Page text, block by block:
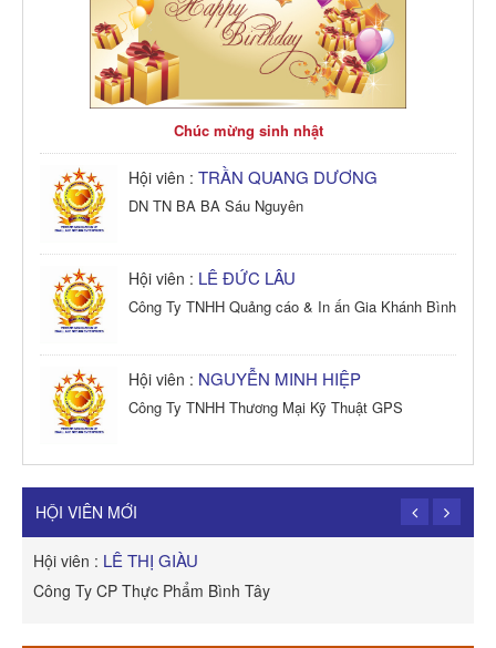
Chúc mừng sinh nhật
Hội viên : TRẦN QUANG DƯƠNG
DN TN BA BA Sáu Nguyên
Hội viên : LÊ ĐỨC LÂU
Công Ty TNHH Quảng cáo & In ấn Gia Khánh Bình
Hội viên : NGUYỄN MINH HIỆP
Công Ty TNHH Thương Mại Kỹ Thuật GPS
Công Ty TNHH Dịch vụ Cuộc Sống Hạnh Phúc
HỘI VIÊN MỚI
Hội viên : LÊ THỊ GIÀU
Công Ty CP Thực Phẩm Bình Tây